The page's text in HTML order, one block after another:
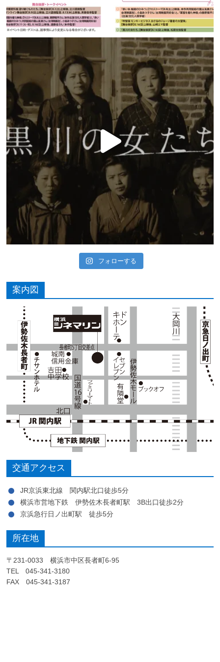
フォローする
案内図
交通アクセス
JR京浜東北線 関内駅北口徒歩5分
横浜市営地下鉄 伊勢佐木長者町駅 3B出口徒歩2分
京浜急行日ノ出町駅 徒歩5分
所在地
〒231-0033 横浜市中区長者町6-95
TEL 045-341-3180
FAX 045-341-3187